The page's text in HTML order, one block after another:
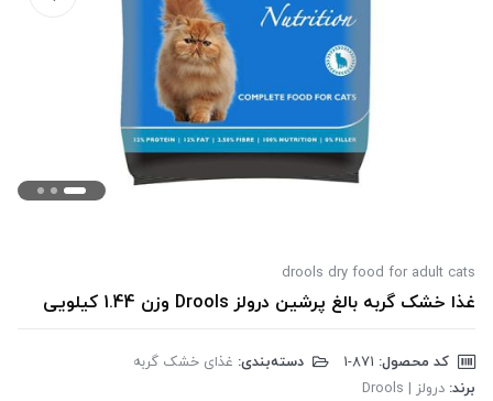
drools dry food for adult cats
غذا خشک گربه بالغ پرشین درولز Drools وزن 1.44 کیلویی
کد محصول: دسته‌بندی: غذای خشک گربه
برند: درولز | Drools